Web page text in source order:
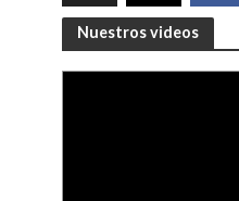
Nuestros videos